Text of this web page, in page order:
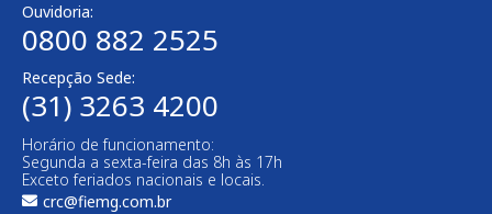
Ouvidoria:
0800 882 2525​
Recepção Sede:
(31) 3263 4200
Horário de funcionamento:
Segunda a sexta-feira das 8h às 17h
Exceto feriados nacionais e locais.
crc@fiemg.com.br